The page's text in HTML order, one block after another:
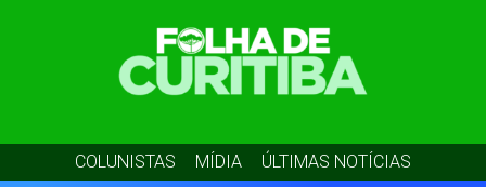
COLUNISTAS MÍDIA ÚLTIMAS NOTÍCIAS